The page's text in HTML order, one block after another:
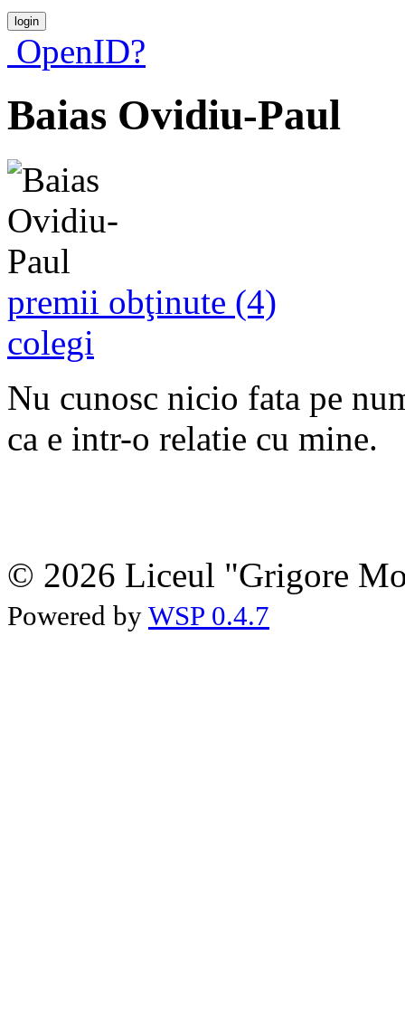
OpenID?
Baias Ovidiu-Paul
premii obţinute (4)
colegi
Nu cunosc nicio fata pe
ca e intr-o relatie cu mine.
© 2026 Liceul "Grigore
Powered by WSP 0.4.7